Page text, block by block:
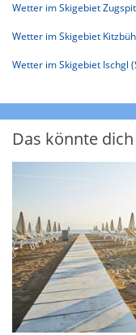
Wetter im Skigebiet
Wetter im Skigebiet
Wetter im Skigebiet Ischgl
Das könnte